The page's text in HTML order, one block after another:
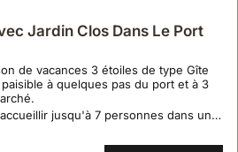
Jardin Clos Dans Le Port
de vacances 3 étoiles de type Gîte
à quelques pas du port et à 3
jusqu'à 7 personnes dans une
principale rénovée et un studio
clos d'environ 200 m² doté d'une